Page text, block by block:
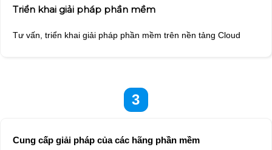
Triển khai giải pháp phần mềm
Tư vấn, triển khai giải pháp phần mềm trên nền tảng Cloud
3
Cung cấp giải pháp của các hãng phần mềm